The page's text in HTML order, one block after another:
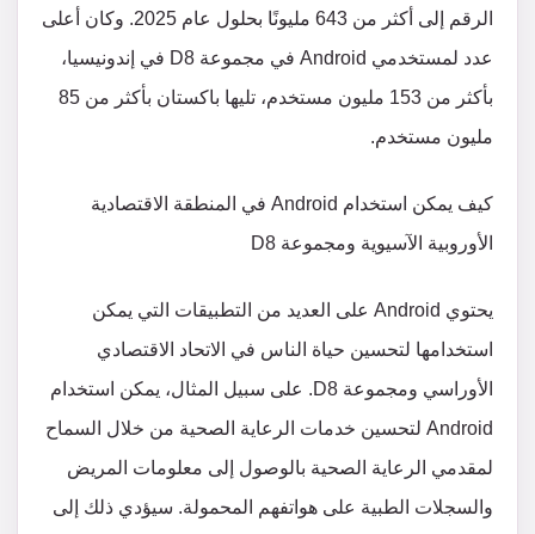
الرقم إلى أكثر من 643 مليونًا بحلول عام 2025. وكان أعلى
عدد لمستخدمي Android في مجموعة D8 في إندونيسيا،
بأكثر من 153 مليون مستخدم، تليها باكستان بأكثر من 85
مليون مستخدم.
كيف يمكن استخدام Android في المنطقة الاقتصادية
الأوروبية الآسيوية ومجموعة D8
يحتوي Android على العديد من التطبيقات التي يمكن
استخدامها لتحسين حياة الناس في الاتحاد الاقتصادي
الأوراسي ومجموعة D8. على سبيل المثال، يمكن استخدام
Android لتحسين خدمات الرعاية الصحية من خلال السماح
لمقدمي الرعاية الصحية بالوصول إلى معلومات المريض
والسجلات الطبية على هواتفهم المحمولة. سيؤدي ذلك إلى